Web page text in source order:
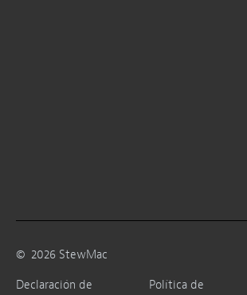
© 2026 StewMac
Declaración de
Política de